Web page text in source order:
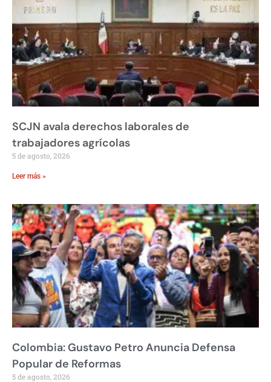
SCJN avala derechos laborales de
trabajadores agrícolas
5 de agosto, 2026
Leer más »
Colombia: Gustavo Petro Anuncia Defensa
Popular de Reformas
5 de agosto, 2026